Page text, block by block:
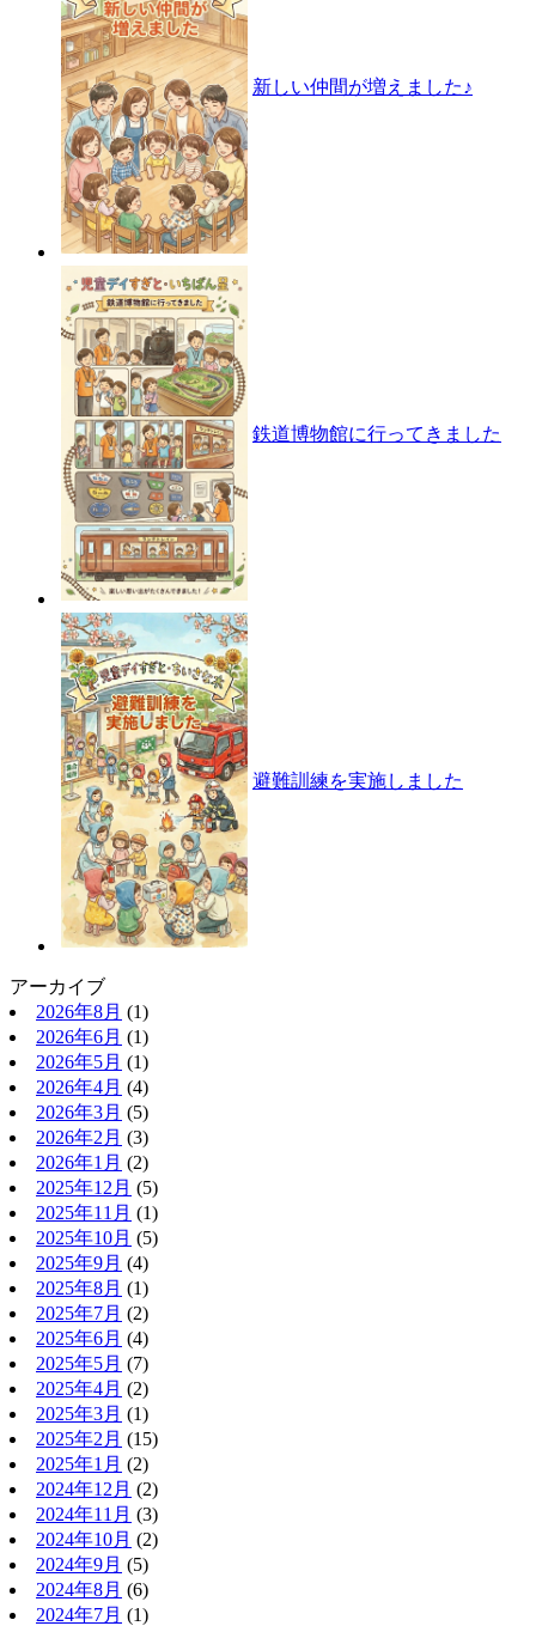
新しい仲間が増えました♪
鉄道博物館に行ってきました
避難訓練を実施しました
アーカイブ
2026年8月 (1)
2026年6月 (1)
2026年5月 (1)
2026年4月 (4)
2026年3月 (5)
2026年2月 (3)
2026年1月 (2)
2025年12月 (5)
2025年11月 (1)
2025年10月 (5)
2025年9月 (4)
2025年8月 (1)
2025年7月 (2)
2025年6月 (4)
2025年5月 (7)
2025年4月 (2)
2025年3月 (1)
2025年2月 (15)
2025年1月 (2)
2024年12月 (2)
2024年11月 (3)
2024年10月 (2)
2024年9月 (5)
2024年8月 (6)
2024年7月 (1)